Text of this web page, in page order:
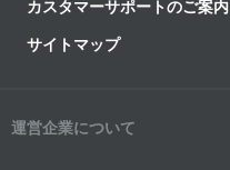
カスタマーサポートのご案内
サイトマップ
運営企業について